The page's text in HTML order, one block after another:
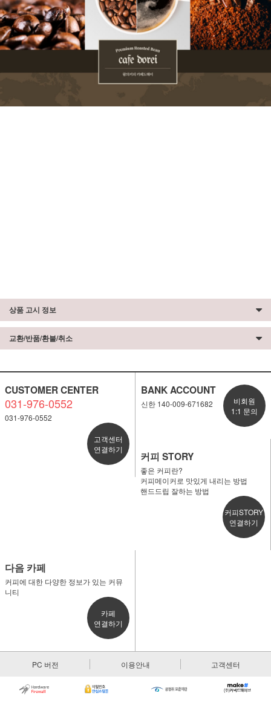
상품 고시 정보
교환/반품/환불/취소
CUSTOMER CENTER
031-976-0552
031-976-0552
고객센터
연결하기
BANK ACCOUNT
신한 140-009-671682
비회원
1:1 문의
커피 STORY
좋은 커피란?
커피메이커로 맛있게 내리는 방법
핸드드립 잘하는 방법
커피STORY
연결하기
다음 카페
커피에 대한 다양한 정보가 있는 커뮤
니티
카페
연결하기
PC 버전 이용안내 고객센터